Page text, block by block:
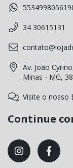
34 30615131
Av. João
Minas - MG,
Visite o nosso
Continue